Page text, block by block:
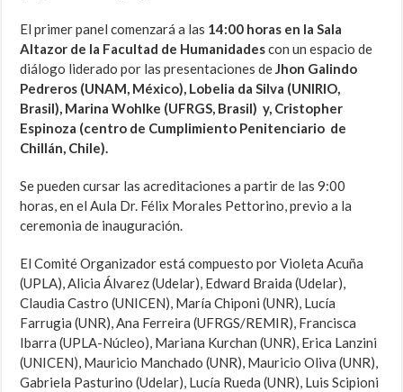
El primer panel comenzará a las 14:00 horas en la Sala
Altazor de la Facultad de Humanidadescon un espacio de
diálogo liderado por las presentaciones deJhon Galindo
Pedreros (UNAM, México), Lobelia da Silva (UNIRIO,
Brasil), Marina Wohlke (UFRGS, Brasil) y, Cristopher
Espinoza (centro de Cumplimiento Penitenciario de
Chillán, Chile).
Se pueden cursar las acreditaciones a partir de las 9:00
horas, en el Aula Dr. Félix Morales Pettorino, previo a la
ceremonia de inauguración.
El Comité Organizador está compuesto por Violeta Acuña
(UPLA), Alicia Álvarez (Udelar), Edward Braida (Udelar),
Claudia Castro (UNICEN), María Chiponi (UNR), Lucía
Farrugia (UNR), Ana Ferreira (UFRGS/REMIR), Francisca
Ibarra (UPLA-Núcleo), Mariana Kurchan (UNR), Erica Lanzini
(UNICEN), Mauricio Manchado (UNR), Mauricio Oliva (UNR),
Gabriela Pasturino (Udelar), Lucía Rueda (UNR), Luis Scipioni